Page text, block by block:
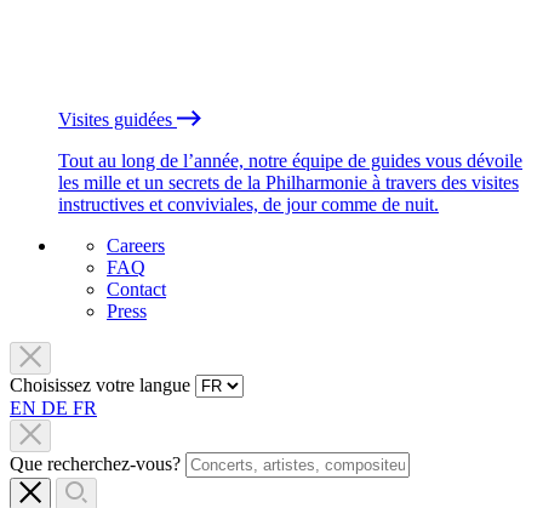
Visites guidées
Tout au long de l’année, notre équipe de guides vous dévoile
les mille et un secrets de la Philharmonie à travers des visites
instructives et conviviales, de jour comme de nuit.
Careers
FAQ
Contact
Press
Choisissez votre langue
EN DE FR
Que recherchez-vous?